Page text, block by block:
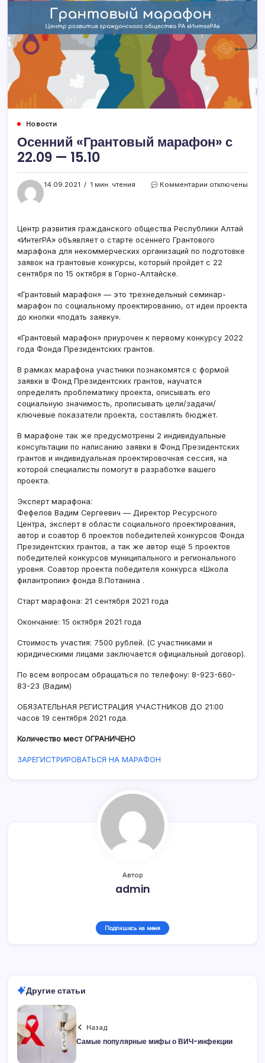
Новости
Осенний «Грантовый марафон» с
22.09 — 15.10
14.09.2021 1 мин. чтения Комментарии к
марафон»
с
22.09
—
15.10
отключены
Центр развития гражданского общества Республики Алтай
«ИнтегРА» объявляет о старте осеннего Грантового
марафона для некоммерческих организаций по подготовке
заявок на грантовые конкурсы, который пройдет с 22
сентября по 15 октября в Горно-Алтайске.
«Грантовый марафон» — это трехнедельный семинар-
марафон по социальному проектированию, от идеи проекта
до кнопки «подать заявку».
«Грантовый марафон» приурочен к первому конкурсу 2022
года Фонда Президентских грантов.
В рамках марафона участники познакомятся с формой
заявки в Фонд Президентских грантов, научатся
определять проблематику проекта, описывать его
социальную значимость, прописывать цели/задачи/
ключевые показатели проекта, составлять бюджет.
В марафоне так же предусмотрены 2 индивидуальные
консультации по написанию заявки в Фонд Президентских
грантов и индивидуальная проектировочная сессия, на
которой специалисты помогут в разработке вашего
проекта.
Эксперт марафона:
Фефелов Вадим Сергеевич — Директор Ресурсного
Центра, эксперт в области социального проектирования,
автор и соавтор 6 проектов победителей конкурсов Фонда
Президентских грантов, а так же автор ещё 5 проектов
победителей конкурсов муниципального и регионального
уровня. Соавтор проекта победителя конкурса «Школа
филантропии» фонда В.Потанина .
Старт марафона: 21 сентября 2021 года
Окончание: 15 октября 2021 года
Стоимость участия: 7500 рублей. (C участниками и
юридическими лицами заключается официальный договор).
По всем вопросам обращаться по телефону: 8-923-660-
83-23 (Вадим)
ОБЯЗАТЕЛЬНАЯ РЕГИСТРАЦИЯ УЧАСТНИКОВ ДО 21:00
часов 19 сентября 2021 года.
Количество мест ОГРАНИЧЕНО
ЗАРЕГИСТРИРОВАТЬСЯ НА МАРАФОН
Автор
admin
Подпишись на меня
Другие статьи
Назад
Самые популярные мифы о ВИЧ-инфекции